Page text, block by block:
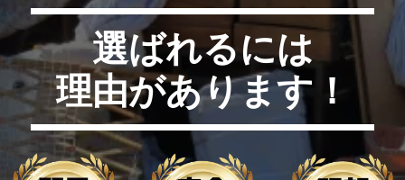
選ばれるには
理由があります！